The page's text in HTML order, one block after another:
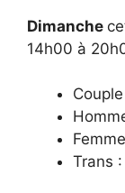
Dimanche
14h00 à
Trans